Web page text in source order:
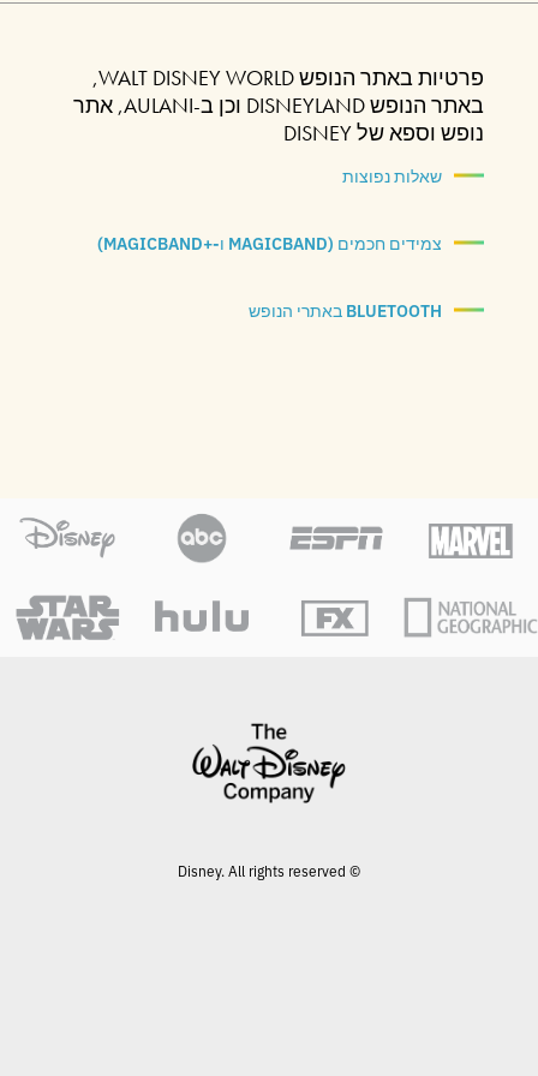
פרטיות באתר הנופש WALT DISNEY WORLD,
באתר הנופש DISNEYLAND וכן ב-AULANI, אתר
נופש וספא של DISNEY
שאלות נפוצות
צמידים חכמים (MAGICBAND ו-‏MAGICBAND+‎)
BLUETOOTH באתרי הנופש
© Disney. All rights reserved